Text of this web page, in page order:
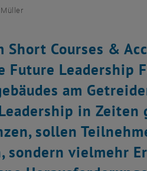
Short Courses &
Future Leadership
am
in
sollen
sondern vielmehr